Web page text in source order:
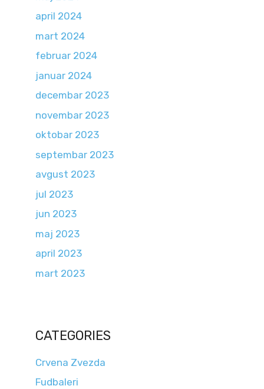
april 2024
mart 2024
februar 2024
januar 2024
decembar 2023
novembar 2023
oktobar 2023
septembar 2023
avgust 2023
jul 2023
jun 2023
maj 2023
april 2023
mart 2023
CATEGORIES
Crvena Zvezda
Fudbaleri